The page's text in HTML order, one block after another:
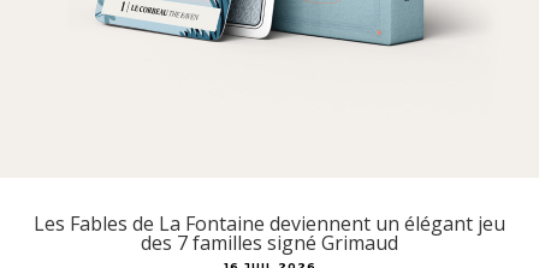
Les Fables de La Fontaine deviennent un élégant jeu
des 7 familles signé Grimaud